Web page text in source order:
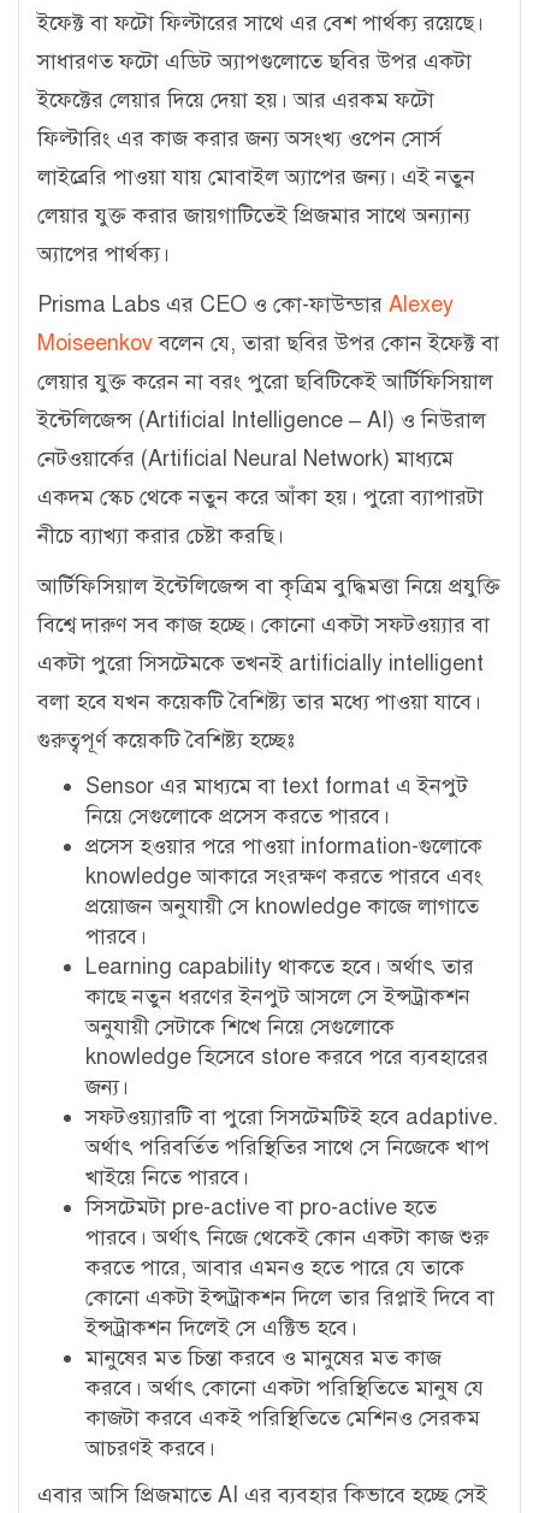
ইফেক্ট বা ফটো ফিল্টারের সাথে এর বেশ পার্থক্য রয়েছে।
সাধারণত ফটো এডিট অ্যাপগুলোতে ছবির উপর একটা
ইফেক্টের লেয়ার দিয়ে দেয়া হয়। আর এরকম ফটো
ফিল্টারিং এর কাজ করার জন্য অসংখ্য ওপেন সোর্স
লাইব্রেরি পাওয়া যায় মোবাইল অ্যাপের জন্য। এই নতুন
লেয়ার যুক্ত করার জায়গাটিতেই প্রিজমার সাথে অন্যান্য
অ্যাপের পার্থক্য।
Prisma Labs এর CEO ও কো-ফাউন্ডার Alexey
Moiseenkovবলেন যে, তারা ছবির উপর কোন ইফেক্ট বা
লেয়ার যুক্ত করেন না বরং পুরো ছবিটিকেই আর্টিফিসিয়াল
ইন্টেলিজেন্স (Artificial Intelligence – AI) ও নিউরাল
নেটওয়ার্কের (Artificial Neural Network) মাধ্যমে
একদম স্কেচ থেকে নতুন করে আঁকা হয়। পুরো ব্যাপারটা
নীচে ব্যাখ্যা করার চেষ্টা করছি।
আর্টিফিসিয়াল ইন্টেলিজেন্স বা কৃত্রিম বুদ্ধিমত্তা নিয়ে প্রযুক্তি
বিশ্বে দারুণ সব কাজ হচ্ছে। কোনো একটা সফটওয়্যার বা
একটা পুরো সিসটেমকে তখনই artificially intelligent
বলা হবে যখন কয়েকটি বৈশিষ্ট্য তার মধ্যে পাওয়া যাবে।
গুরুত্বপূর্ণ কয়েকটি বৈশিষ্ট্য হচ্ছেঃ
Sensor এর মাধ্যমে বা text format এ ইনপুট
নিয়ে সেগুলোকে প্রসেস করতে পারবে।
প্রসেস হওয়ার পরে পাওয়া information-গুলোকে
knowledge আকারে সংরক্ষণ করতে পারবে এবং
প্রয়োজন অনুযায়ী সে knowledge কাজে লাগাতে
পারবে।
Learning capability থাকতে হবে। অর্থাৎ তার
কাছে নতুন ধরণের ইনপুট আসলে সে ইন্সট্রাকশন
অনুযায়ী সেটাকে শিখে নিয়ে সেগুলোকে
knowledge হিসেবে storeকরবে পরে ব্যবহারের
জন্য।
সফটওয়্যারটি বা পুরো সিসটেমটিই হবে adaptive.
অর্থাৎ পরিবর্তিত পরিস্থিতির সাথে সে নিজেকে খাপ
খাইয়ে নিতে পারবে।
সিসটেমটা pre-active বা pro-active হতে
পারবে। অর্থাৎ নিজে থেকেই কোন একটা কাজ শুরু
করতে পারে, আবার এমনও হতে পারে যে তাকে
কোনো একটা ইন্সট্রাকশন দিলে তার রিপ্লাই দিবে বা
ইন্সট্রাকশন দিলেই সে এক্টিভ হবে।
মানুষের মত চিন্তা করবে ও মানুষের মত কাজ
করবে। অর্থাৎ কোনো একটা পরিস্থিতিতে মানুষ যে
কাজটা করবে একই পরিস্থিতিতে মেশিনও সেরকম
আচরণই করবে।
এবার আসি প্রিজমাতে AI এর ব্যবহার কিভাবে হচ্ছে সেই